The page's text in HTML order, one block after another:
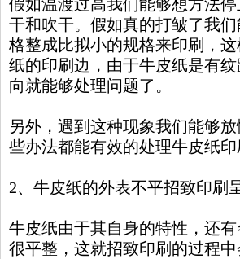
假如温渡过高我们能够想方法
干和吹干。假如真的打皱了我
格整成比拟小的规格来印刷，
纸的印刷边，由于牛皮纸是有
向就能够处理问题了。
另外，遇到这种现象我们能够
些办法都能有效的处理牛皮纸印
2、牛皮纸的外表不平招致印刷
牛皮纸由于其自身的特性，还
很平整，这就招致印刷的过程